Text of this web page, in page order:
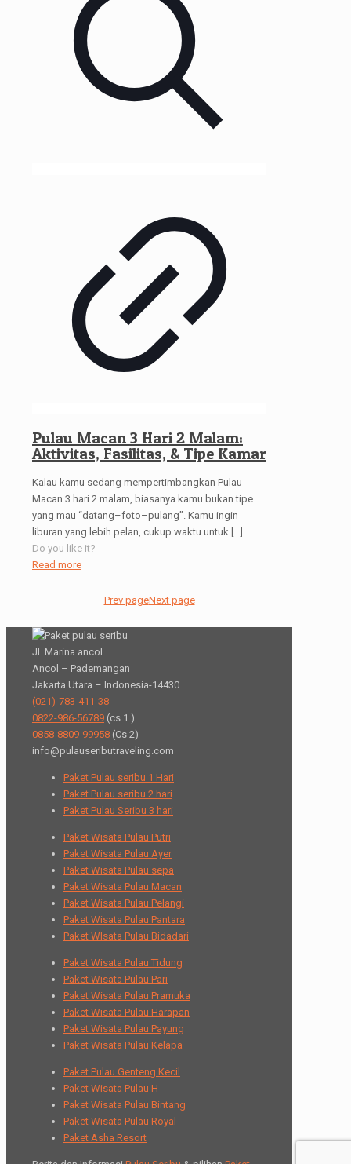
Pulau Macan 3 Hari 2 Malam:
Aktivitas, Fasilitas, & Tipe Kamar
Kalau kamu sedang mempertimbangkan Pulau
Macan 3 hari 2 malam, biasanya kamu bukan tipe
yang mau “datang–foto–pulang”. Kamu ingin
liburan yang lebih pelan, cukup waktu untuk […]
Do you like it?
Read more
Prev pageNext page
Jl. Marina ancol
Ancol – Pademangan
Jakarta Utara – Indonesia-14430
(021)-783-411-38
0822-986-56789 (cs 1 )
0858-8809-99958 (Cs 2)
info@pulauseributraveling.com
Paket Pulau seribu 1 Hari
Paket Pulau seribu 2 hari
Paket Pulau Seribu 3 hari
Paket Wisata Pulau Putri
Paket Wisata Pulau Ayer
Paket Wisata Pulau sepa
Paket Wisata Pulau Macan
Paket Wisata Pulau Pelangi
Paket Wisata Pulau Pantara
Paket WIsata Pulau Bidadari
Paket Wisata Pulau Tidung
Paket Wisata Pulau Pari
Paket Wisata Pulau Pramuka
Paket Wisata Pulau Harapan
Paket Wisata Pulau Payung
Paket Wisata Pulau Kelapa
Paket Pulau Genteng Kecil
Paket Wisata Pulau H
Paket Wisata Pulau Bintang
Paket Wisata Pulau Royal
Paket Asha Resort